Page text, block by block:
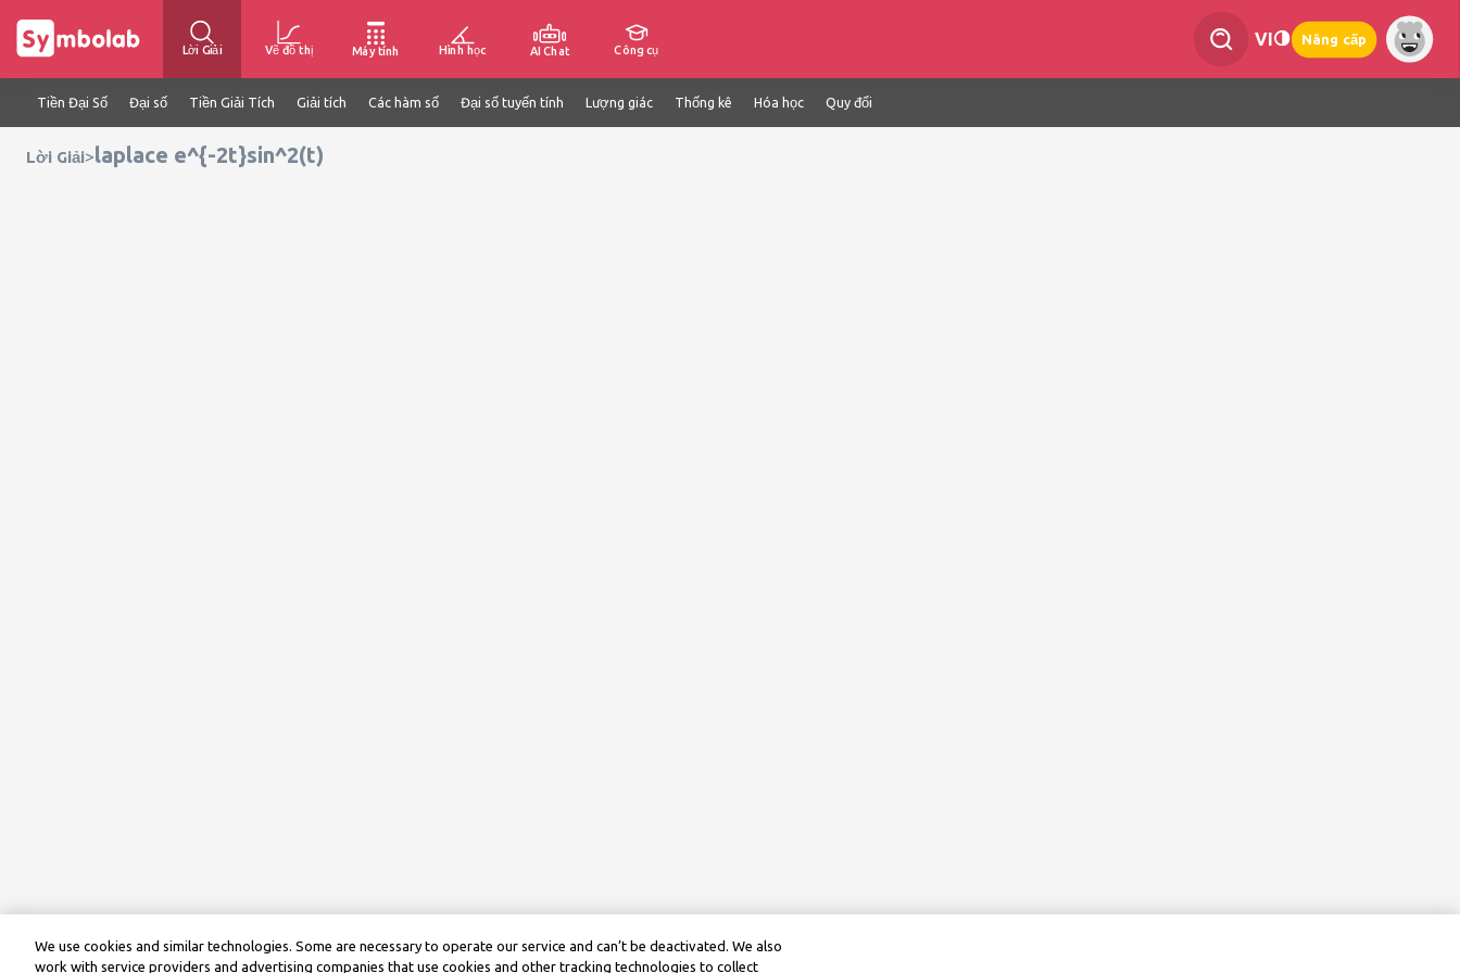
Lời Giải Vẽ đồ thị Máy tính Hình học AI Chat Công cụ
VI Nâng cấp
Tiền Đại Số Đại số Tiền Giải Tích Giải tích Các hàm số Đại số tuyến tính Lượng giác Thống kê Hóa học Quy đổi
Lời Giải>laplace e^{-2t}sin^2(t)
We use cookies and similar technologies. Some are necessary to operate our service and can’t be deactivated. We also
work with service providers and advertising companies that use cookies and other tracking technologies to collect